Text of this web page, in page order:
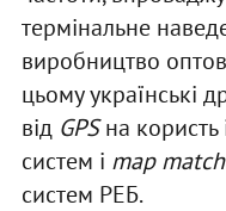
термінальне
виробництво
цьому українські
від GPSна користь
систем і map
систем РЕБ.